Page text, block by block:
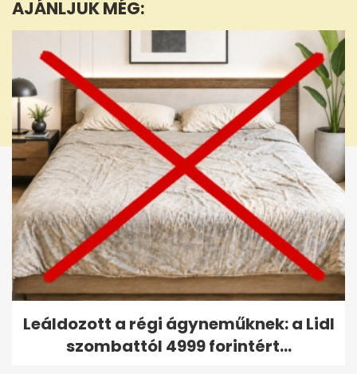
25
seconds
AJÁNLJUK MÉG:
Leáldozott a régi ágyneműknek: a Lidl
szombattól 4999 forintért...